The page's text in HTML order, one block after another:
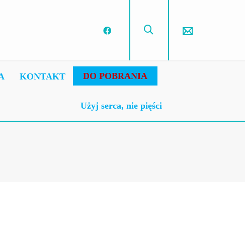
KONTAKT DO POBRANIA
Użyj serca, nie pięści